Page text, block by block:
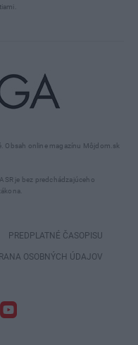
Obsah online magazínu Môjdom.sk
je bez predchádzajúceho
PREDPLATNÉ ČASOPISU
OSOBNÝCH ÚDAJOV